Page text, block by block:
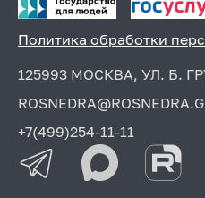
Политика обработки
125993 МОСКВА, УЛ. Б.
+7(499)254-11-11